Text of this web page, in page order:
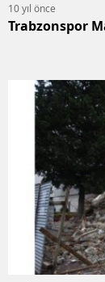
10 yıl önce
Trabzonspor